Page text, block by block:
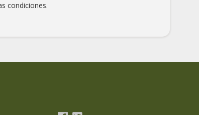
condiciones.